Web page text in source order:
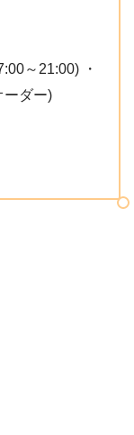
～21:00) ・
ーダー)